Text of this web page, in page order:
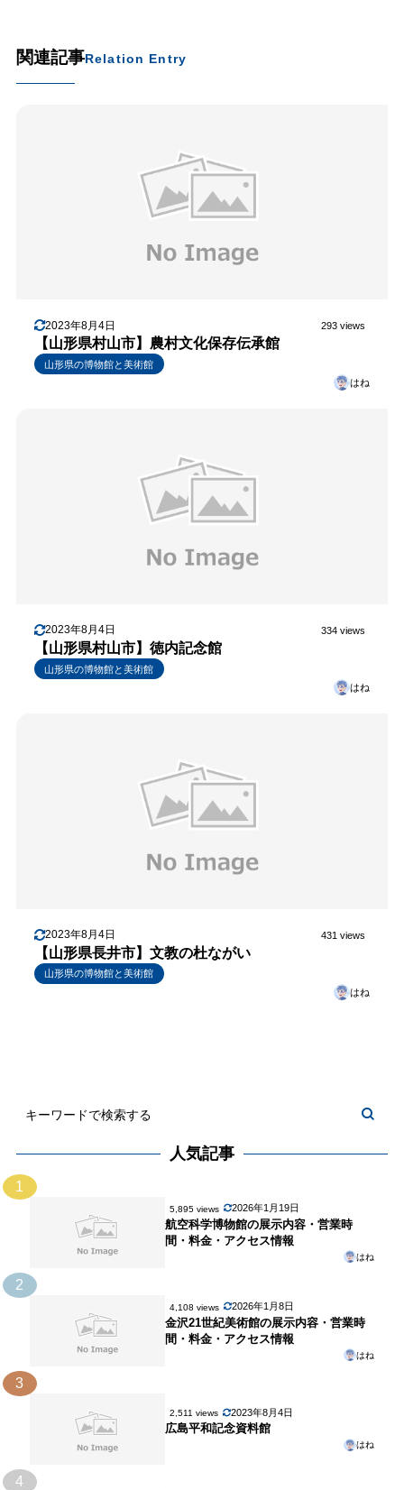
関連記事Relation Entry
2023年8月4日 293 views
【山形県村山市】農村文化保存伝承館
山形県の博物館と美術館
はね
2023年8月4日 334 views
【山形県村山市】徳内記念館
山形県の博物館と美術館
はね
2023年8月4日 431 views
【山形県長井市】文教の杜ながい
山形県の博物館と美術館
はね
人気記事
1
5,895 views 2026年1月19日
航空科学博物館の展示内容・営業時
間・料金・アクセス情報
はね
2
4,108 views 2026年1月8日
金沢21世紀美術館の展示内容・営業時
間・料金・アクセス情報
はね
3
2,511 views 2023年8月4日
広島平和記念資料館
はね
4